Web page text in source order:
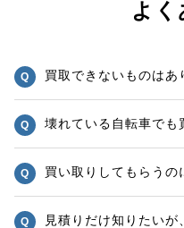
よく
買取できないものはあ
壊れている自転車でも
買い取りしてもらうの
見積りだけ知りたいが